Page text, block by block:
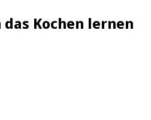
Kochen lernen